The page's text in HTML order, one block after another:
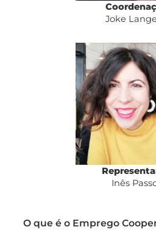
Joke
Inês
O que é o Emprego